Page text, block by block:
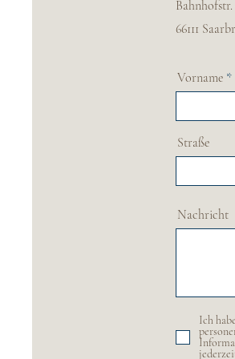
66111
Vorname
Straße
Nachricht
Ich